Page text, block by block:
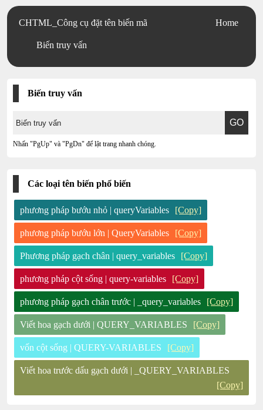
CHTML_Công cụ đặt tên biến mã
Biến truy vấn
Home
Biến truy vấn
Nhấn "PgUp" và "PgDn" để lật trang nhanh chóng.
Các loại tên biến phổ biến
phương pháp bướu nhỏ | queryVariables [Copy]
phương pháp bướu lớn | QueryVariables [Copy]
Phương pháp gạch chân | query_variables [Copy]
phương pháp cột sống | query-variables [Copy]
phương pháp gạch chân trước | _query_variables [Copy]
Viết hoa gạch dưới | QUERY_VARIABLES [Copy]
vốn cột sống | QUERY-VARIABLES [Copy]
Viết hoa trước dấu gạch dưới | _QUERY_VARIABLES
[Copy]